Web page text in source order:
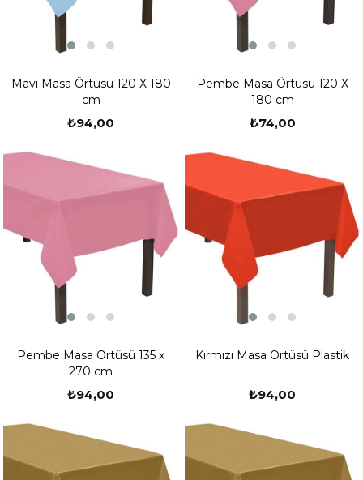
Mavi Masa Örtüsü 120 X 180
cm
₺94,00
Pembe Masa Örtüsü 120 X
180 cm
₺74,00
Pembe Masa Örtüsü 135 x
270 cm
₺94,00
Kırmızı Masa Örtüsü Plastik
₺94,00